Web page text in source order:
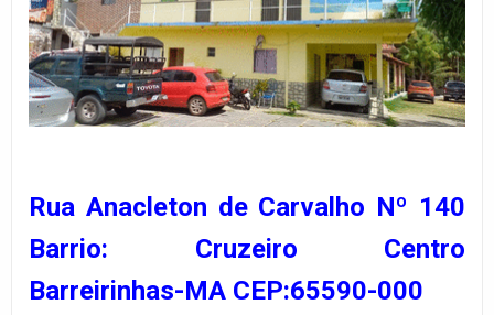
Rua Anacleton de Carvalho Nº 140
Barrio: Cruzeiro Centro
Barreirinhas-MA CEP:65590-000